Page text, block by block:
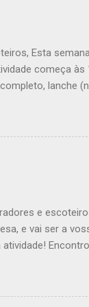
Esta
começa às
lanche
, têm de levar a
!! Max e Matilde
no post
e
e vai ser a
no
de tribo que